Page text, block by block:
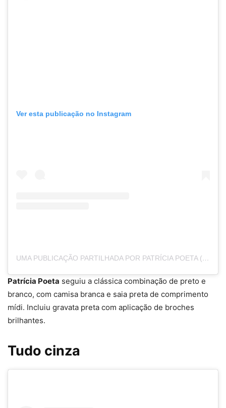
Ver esta publicação no Instagram
UMA PUBLICAÇÃO PARTILHADA POR PATRÍCIA POETA (@PATRICIAPOETA)
Patrícia Poeta seguiu a clássica combinação de preto e
branco, com camisa branca e saia preta de comprimento
mídi. Incluiu gravata preta com aplicação de broches
brilhantes.
Tudo cinza